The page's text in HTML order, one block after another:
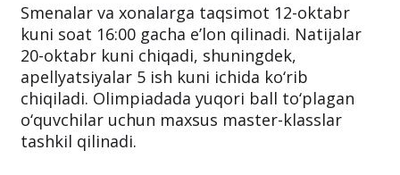
Smenalar va xonalarga taqsimot 12-oktabr
kuni soat 16:00 gacha e’lon qilinadi. Natijalar
20-oktabr kuni chiqadi, shuningdek,
apellyatsiyalar 5 ish kuni ichida ko‘rib
chiqiladi. Olimpiadada yuqori ball to‘plagan
o‘quvchilar uchun maxsus master-klasslar
tashkil qilinadi.